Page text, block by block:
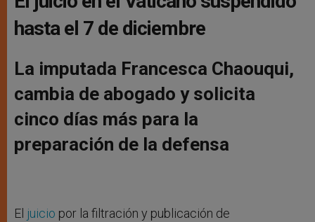
hasta el 7 de diciembre
La imputada Francesca Chaouqui,
cambia de abogado y solicita
cinco días más para la
preparación de la defensa​
El juicio por la filtración y publicación de